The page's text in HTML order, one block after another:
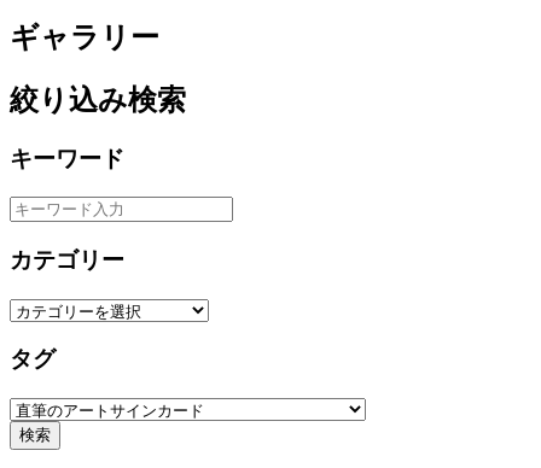
ギャラリー
絞り込み検索
キーワード
カテゴリー
タグ
検索